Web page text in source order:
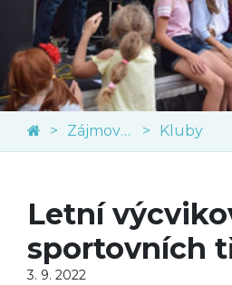
Zájmové kroužky Kluby
Letní
sportovních
3. 9. 2022